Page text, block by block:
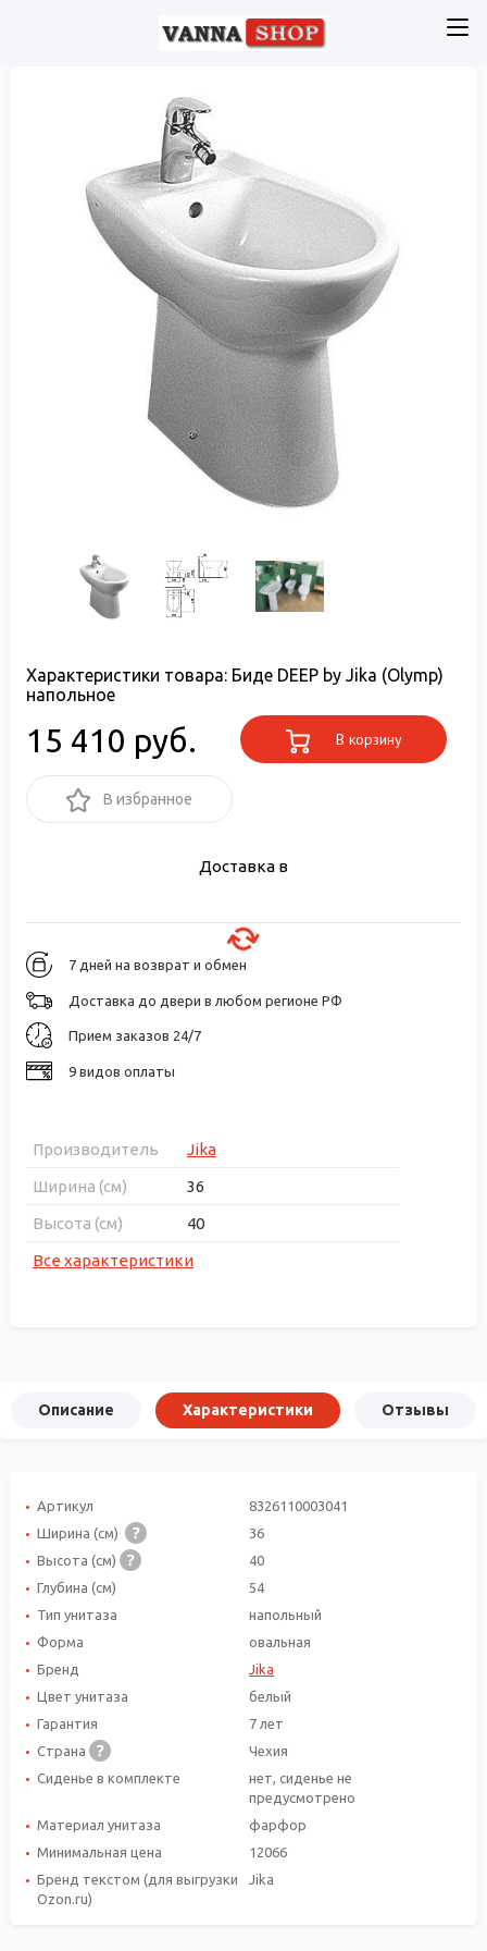
Характеристики товара: Биде DEEP by Jika (Olymp)
напольное
15 410 руб. В корзину
В избранное
Доставка в
7 дней на возврат и обмен
Доставка до двери в любом регионе РФ
Прием заказов 24/7
9 видов оплаты
Производитель
Jika
Ширина (см)
36
Высота (см)
40
Все характеристики
Описание Характеристики Отзывы
Артикул
8326110003041
Ширина (см)
36
Высота (см)
40
Глубина (см)
54
Тип унитаза
напольный
Форма
овальная
Бренд
Jika
Цвет унитаза
белый
Гарантия
7 лет
Страна
Чехия
Сиденье в комплекте
нет, сиденье не
предусмотрено
Материал унитаза
фарфор
Минимальная цена
12066
Бренд текстом (для выгрузки
Ozon.ru)
Jika